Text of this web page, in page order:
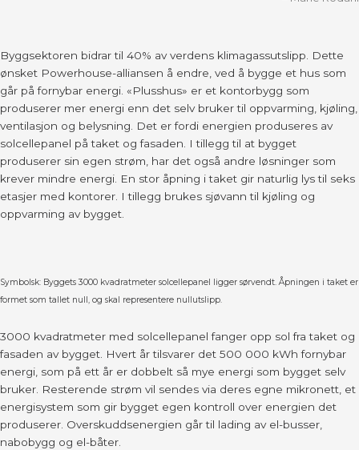
Byggsektoren bidrar til 40% av verdens klimagassutslipp. Dette
ønsket Powerhouse-alliansen å endre, ved å bygge et hus som
går på fornybar energi. «Plusshus» er et kontorbygg som
produserer mer energi enn det selv bruker til oppvarming, kjøling,
ventilasjon og belysning. Det er fordi energien produseres av
solcellepanel på taket og fasaden. I tillegg til at bygget
produserer sin egen strøm, har det også andre løsninger som
krever mindre energi. En stor åpning i taket gir naturlig lys til seks
etasjer med kontorer. I tillegg brukes sjøvann til kjøling og
oppvarming av bygget.
Symbolsk: Byggets 3000 kvadratmeter solcellepanel ligger sørvendt. Åpningen i taket er
formet som tallet null, og skal representere nullutslipp.
3000 kvadratmeter med solcellepanel fanger opp sol fra taket og
fasaden av bygget. Hvert år tilsvarer det 500 000 kWh fornybar
energi, som på ett år er dobbelt så mye energi som bygget selv
bruker. Resterende strøm vil sendes via deres egne mikronett, et
energisystem som gir bygget egen kontroll over energien det
produserer. Overskuddsenergien går til lading av el-busser,
nabobygg og el-båter.